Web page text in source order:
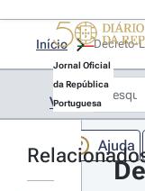
Jornal Oficial
da República
Portuguesa
Ajuda
Início
Voltar